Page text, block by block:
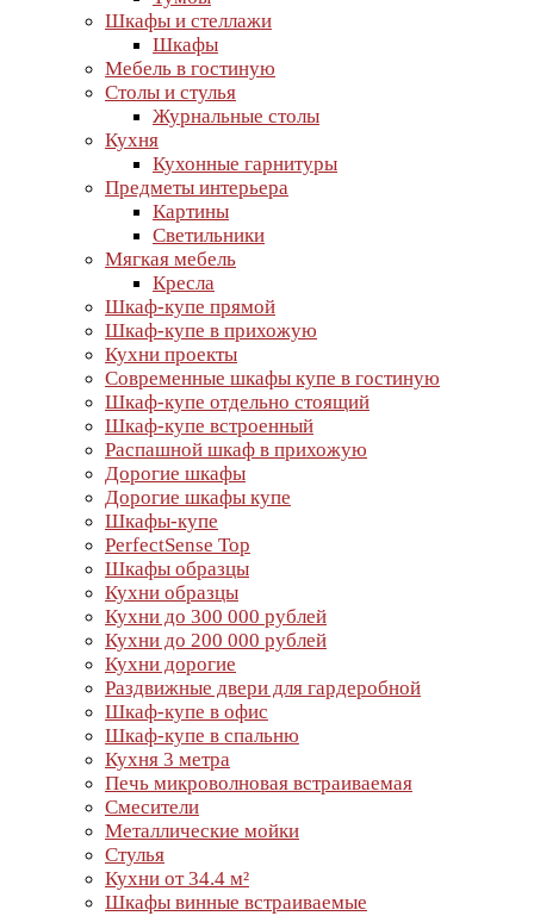
Шкафы и стеллажи
Шкафы
Мебель в гостиную
Столы и стулья
Журнальные столы
Кухня
Кухонные гарнитуры
Предметы интерьера
Картины
Светильники
Мягкая мебель
Кресла
Шкаф-купе прямой
Шкаф-купе в прихожую
Кухни проекты
Современные шкафы купе в гостиную
Шкаф-купе отдельно стоящий
Шкаф-купе встроенный
Распашной шкаф в прихожую
Дорогие шкафы
Дорогие шкафы купе
Шкафы-купе
PerfectSense Top
Шкафы образцы
Кухни образцы
Кухни до 300 000 рублей
Кухни до 200 000 рублей
Кухни дорогие
Раздвижные двери для гардеробной
Шкаф-купе в офис
Шкаф-купе в спальню
Кухня 3 метра
Печь микроволновая встраиваемая
Смесители
Металлические мойки
Стулья
Кухни от 34.4 м²
Шкафы винные встраиваемые